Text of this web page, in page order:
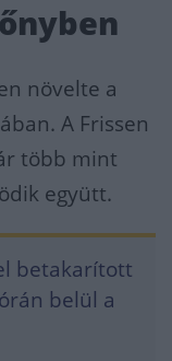
növelte a
A Frissen
több mint
együtt.
betakarított
belül a